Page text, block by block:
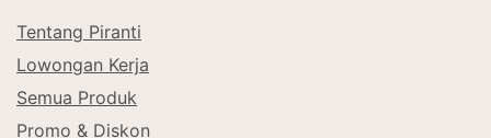
Tentang Piranti
Lowongan Kerja
Semua Produk
Promo & Diskon